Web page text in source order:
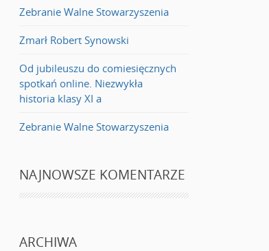
Zebranie Walne Stowarzyszenia
Zmarł Robert Synowski
Od jubileuszu do comiesięcznych
spotkań online. Niezwykła
historia klasy XI a
Zebranie Walne Stowarzyszenia
NAJNOWSZE KOMENTARZE
ARCHIWA